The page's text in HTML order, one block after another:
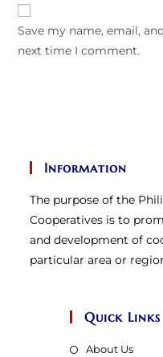
URL
(optional)
Save my name, email,
next time I comment.
Information
The purpose of the
Cooperatives is to
and development of
particular area or
Quick Links
About Us